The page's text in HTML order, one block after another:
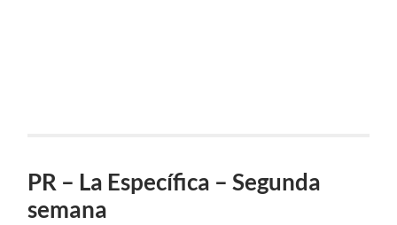
PR – La Específica – Segunda
semana